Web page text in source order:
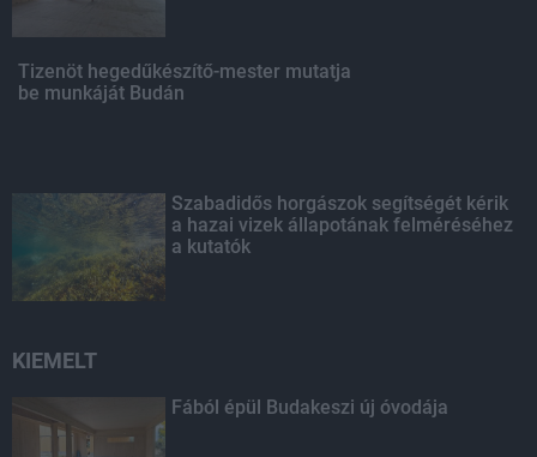
Tizenöt hegedűkészítő-mester mutatja
be munkáját Budán
Szabadidős horgászok segítségét kérik
a hazai vizek állapotának felméréséhez
a kutatók
KIEMELT
Fából épül Budakeszi új óvodája